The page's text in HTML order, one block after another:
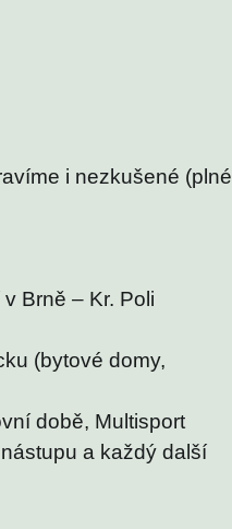
i nezkušené (plné
Brně – Kr. Poli
(bytové domy,
době, Multisport
a každý další